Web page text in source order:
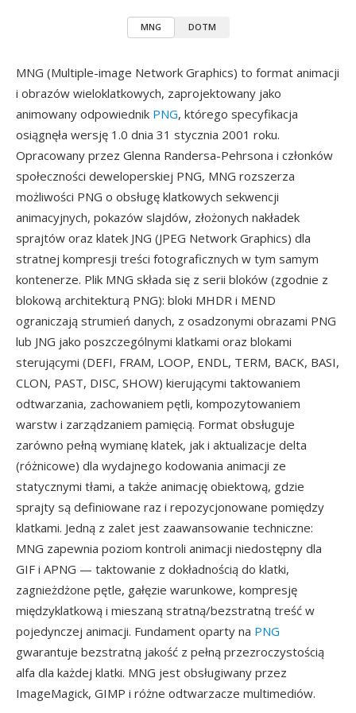
MNG DOTM
MNG (Multiple-image Network Graphics) to format animacji
i obrazów wieloklatkowych, zaprojektowany jako
animowany odpowiednik PNG, którego specyfikacja
osiągnęła wersję 1.0 dnia 31 stycznia 2001 roku.
Opracowany przez Glenna Randersa-Pehrsona i członków
społeczności deweloperskiej PNG, MNG rozszerza
możliwości PNG o obsługę klatkowych sekwencji
animacyjnych, pokazów slajdów, złożonych nakładek
sprajtów oraz klatek JNG (JPEG Network Graphics) dla
stratnej kompresji treści fotograficznych w tym samym
kontenerze. Plik MNG składa się z serii bloków (zgodnie z
blokową architekturą PNG): bloki MHDR i MEND
ograniczają strumień danych, z osadzonymi obrazami PNG
lub JNG jako poszczególnymi klatkami oraz blokami
sterującymi (DEFI, FRAM, LOOP, ENDL, TERM, BACK, BASI,
CLON, PAST, DISC, SHOW) kierującymi taktowaniem
odtwarzania, zachowaniem pętli, kompozytowaniem
warstw i zarządzaniem pamięcią. Format obsługuje
zarówno pełną wymianę klatek, jak i aktualizacje delta
(różnicowe) dla wydajnego kodowania animacji ze
statycznymi tłami, a także animację obiektową, gdzie
sprajty są definiowane raz i repozycjonowane pomiędzy
klatkami. Jedną z zalet jest zaawansowanie techniczne:
MNG zapewnia poziom kontroli animacji niedostępny dla
GIF i APNG — taktowanie z dokładnością do klatki,
zagnieżdżone pętle, gałęzie warunkowe, kompresję
międzyklatkową i mieszaną stratną/bezstratną treść w
pojedynczej animacji. Fundament oparty na PNG
gwarantuje bezstratną jakość z pełną przezroczystością
alfa dla każdej klatki. MNG jest obsługiwany przez
ImageMagick, GIMP i różne odtwarzacze multimediów.